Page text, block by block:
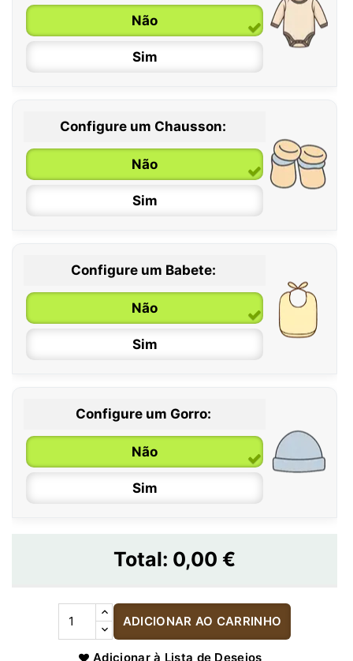
Não
Sim
0 / 6 meses
6 / 12 meses
12 / 18 meses
Configure um Chausson:
Não
Sim
Configure um Babete:
Não
Sim
Configure um Gorro:
Não
Sim
Total: 0,00 €
ADICIONAR AO CARRINHO
Adicionar à Lista de Desejos